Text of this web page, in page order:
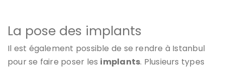
La pose des implants
Il est également possible de se rendre à Istanbul
pour se faire poser les implants. Plusieurs types